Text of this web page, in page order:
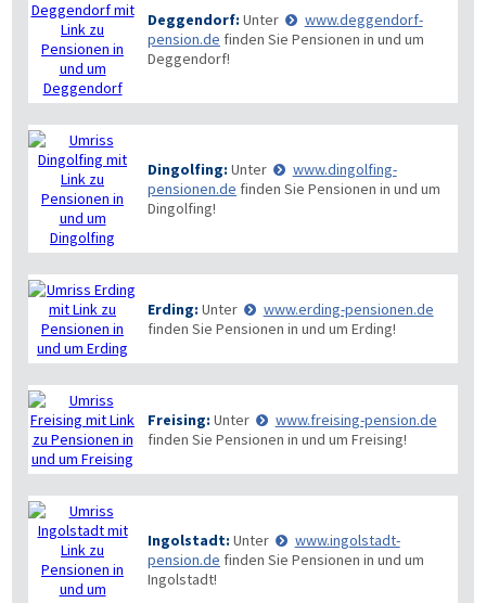
Deggendorf: Unter
www.deggendorf-
pension.de finden Sie Pensionen in und um
Deggendorf!
Dingolfing: Unter
www.dingolfing-
pensionen.de finden Sie Pensionen in und um
Dingolfing!
Erding: Unter
www.erding-pensionen.de
finden Sie Pensionen in und um Erding!
Freising: Unter
www.freising-pension.de
finden Sie Pensionen in und um Freising!
Ingolstadt: Unter
www.ingolstadt-
pension.de finden Sie Pensionen in und um
Ingolstadt!